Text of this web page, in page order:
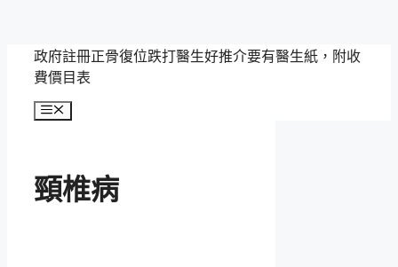
政府註冊正骨復位跌打醫生好推介要有醫生紙，附收
費價目表
選
頸椎病